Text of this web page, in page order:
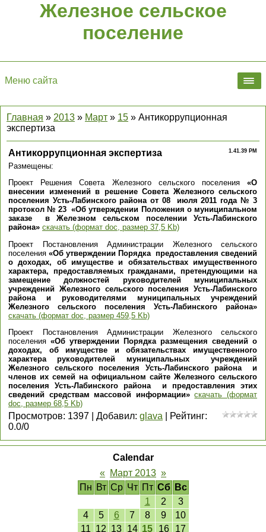
Железное сельское
поселение
Меню сайта
Главная » 2013 » Март » 15 » Антикоррупционная
экспертиза
1.41.39 PM
Антикоррупционная экспертиза
Размещены:
Проект Решения Совета Железного сельского поселения «О
внесении изменений в решение Совета Железного сельского
поселения Усть-Лабинского района от 08 июля 2011 года № 3
протокол № 23 «Об утверждении Положения о муниципальном
заказе в Железном сельском поселении Усть-Лабинского
района» скачать (формат doc, размер 37,5 Kb)
Проект Постановления Администрации Железного сельского
поселения «Об утверждении Порядка предоставления сведений
о доходах, об имуществе и обязательствах имущественного
характера, предоставляемых гражданами, претендующими на
замещение должностей руководителей муниципальных
учреждений Железного сельского поселения Усть-Лабинского
района и руководителями муниципальных учреждений
Железного сельского поселения Усть-Лабинского района»
скачать (формат doc, размер 459,5 Kb)
Проект Постановления Администрации Железного сельского
поселения «Об утверждении Порядка размещения сведений о
доходах, об имуществе и обязательствах имущественного
характера руководителей муниципальных учреждений
Железного сельского поселения Усть-Лабинского района и
членов их семей на официальном сайте Железного сельского
поселения Усть-Лабинского района и предоставления этих
сведений средствам массовой информации» скачать (формат
doc, размер 68,5 Kb)
Просмотров: 1397 Добавил: glava Рейтинг:
0.0/0
Calendar
« Март 2013 »
Пн Вт Ср Чт Пт Сб
Вс
1
2
3
4
5 6 7 8 9
10
11 12 13 14 15 16 17